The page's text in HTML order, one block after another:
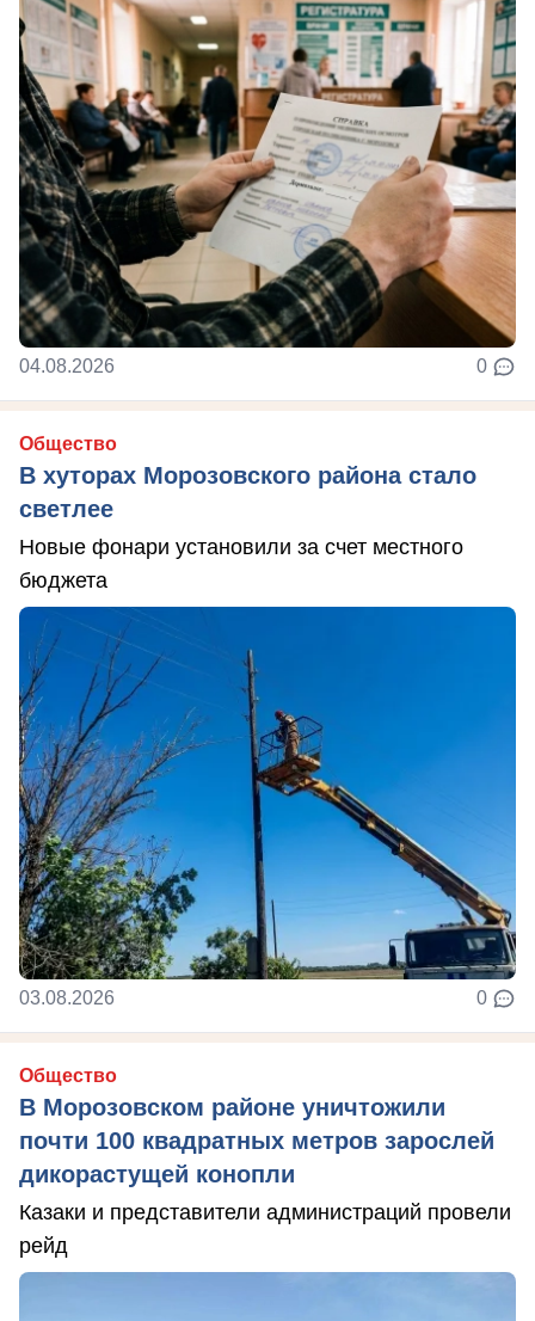
04.08.2026 0
Общество
В хуторах Морозовского района стало
светлее
Новые фонари установили за счет местного
бюджета
03.08.2026 0
Общество
В Морозовском районе уничтожили
почти 100 квадратных метров зарослей
дикорастущей конопли
Казаки и представители администраций провели
рейд